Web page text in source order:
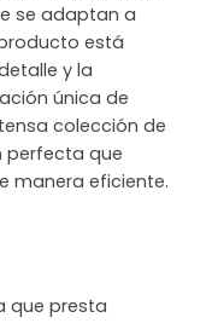
se adaptan a
está
y la
única de
colección de
perfecta que
manera eficiente.
que presta